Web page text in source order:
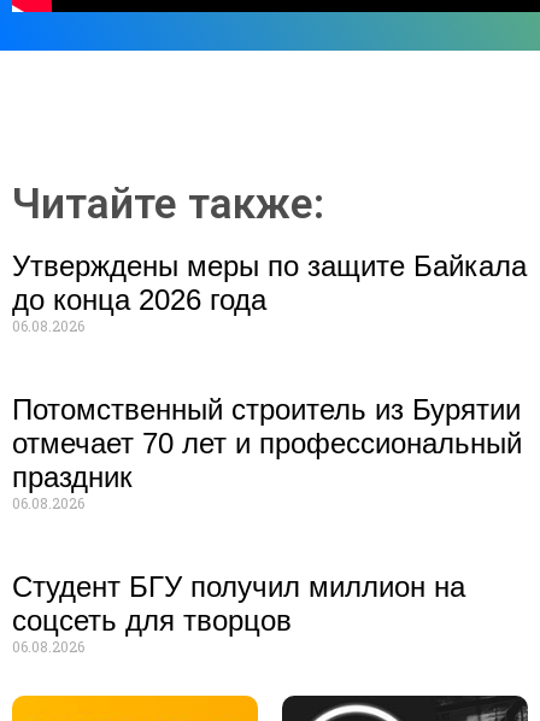
Читайте также:
Утверждены меры по защите Байкала
до конца 2026 года
06.08.2026
Потомственный строитель из Бурятии
отмечает 70 лет и профессиональный
праздник
06.08.2026
Студент БГУ получил миллион на
соцсеть для творцов
06.08.2026